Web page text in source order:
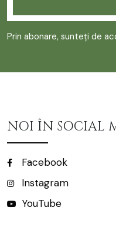
Prin abonare, sunteți de
NOI ÎN SOCIAL
Facebook
Instagram
YouTube